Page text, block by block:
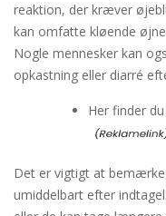
reaktion, der kræver
kan omfatte kløende
Nogle mennesker kan
opkastning eller diarré
Her finder
Det er vigtigt at
umiddelbart efter